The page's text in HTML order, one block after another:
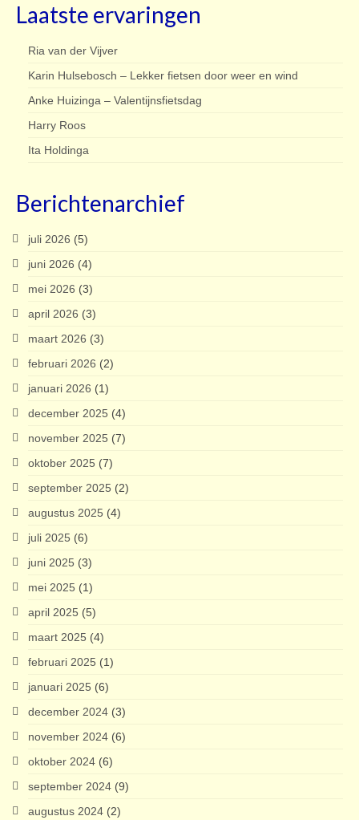
Laatste ervaringen
Ria van der Vijver
Karin Hulsebosch – Lekker fietsen door weer en wind
Anke Huizinga – Valentijnsfietsdag
Harry Roos
Ita Holdinga
Berichtenarchief
juli 2026 (5)
juni 2026 (4)
mei 2026 (3)
april 2026 (3)
maart 2026 (3)
februari 2026 (2)
januari 2026 (1)
december 2025 (4)
november 2025 (7)
oktober 2025 (7)
september 2025 (2)
augustus 2025 (4)
juli 2025 (6)
juni 2025 (3)
mei 2025 (1)
april 2025 (5)
maart 2025 (4)
februari 2025 (1)
januari 2025 (6)
december 2024 (3)
november 2024 (6)
oktober 2024 (6)
september 2024 (9)
augustus 2024 (2)